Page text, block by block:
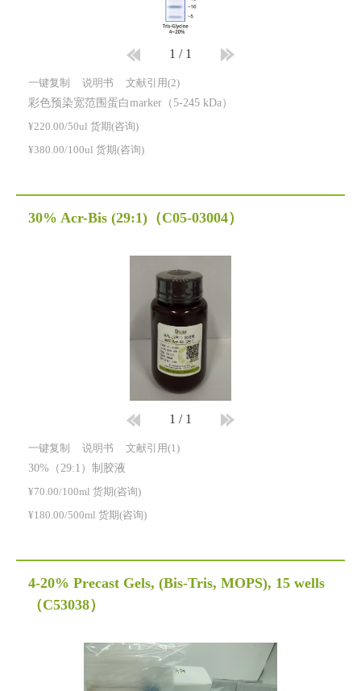
1 / 1
一键复制 说明书 文献引用(2)
彩色预染宽范围蛋白marker（5-245 kDa）
¥220.00/50ul 货期(咨询)
¥380.00/100ul 货期(咨询)
30% Acr-Bis (29:1) （C05-03004）
1 / 1
一键复制 说明书 文献引用(1)
30%（29:1）制胶液
¥70.00/100ml 货期(咨询)
¥180.00/500ml 货期(咨询)
4-20% Precast Gels, (Bis-Tris, MOPS), 15 wells
（C53038）